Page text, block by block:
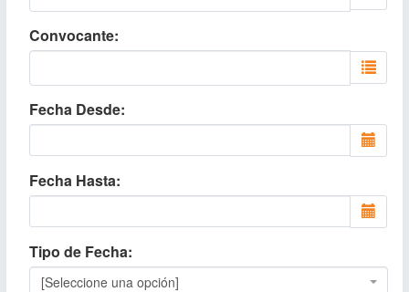
Convocante
Fecha Desde
Fecha Hasta
Tipo de Fecha
[Seleccione una opción]